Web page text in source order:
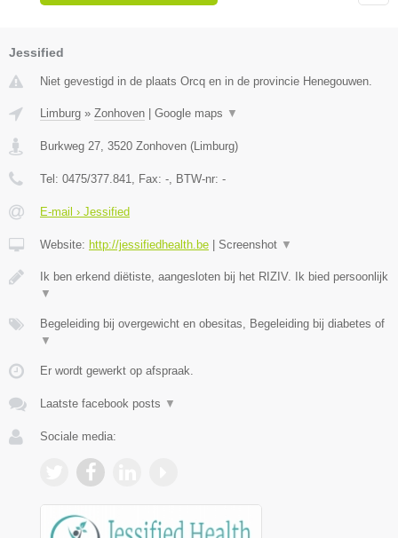
Jessified
Niet gevestigd in de plaats Orcq en in de provincie Henegouwen.
Limburg » Zonhoven | Google maps ▼
Burkweg 27 3520 Zonhoven (Limburg)
Tel: 0475/377.841 , Fax: - , BTW-nr: -
E-mail › Jessified
Website: http://jessifiedhealth.be | Screenshot ▼
Ik ben erkend diëtiste, aangesloten bij het RIZIV. Ik bied persoonlijk
▼
Begeleiding bij overgewicht en obesitas, Begeleiding bij diabetes of
▼
Er wordt gewerkt op afspraak.
Laatste facebook posts ▼
Sociale media: